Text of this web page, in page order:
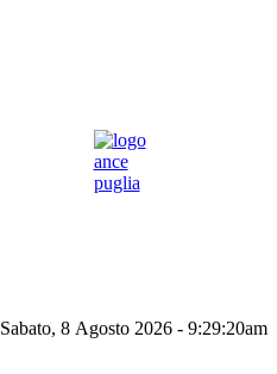
Sabato, 8 Agosto 2026 - 9:29:20am